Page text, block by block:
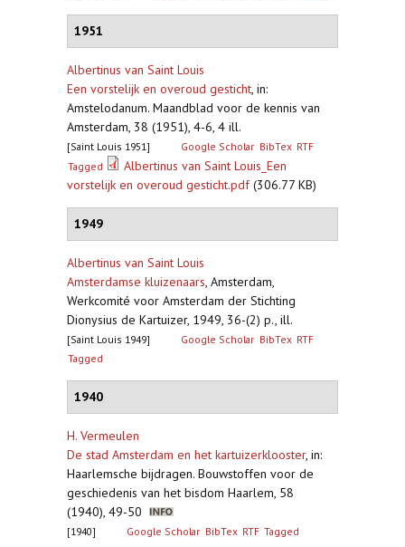
1951
Albertinus van Saint Louis
Een vorstelijk en overoud gesticht, in:
Amstelodanum. Maandblad voor de kennis van
Amsterdam, 38 (1951), 4-6, 4 ill.
[Saint Louis 1951] Google Scholar BibTex RTF
Tagged
Albertinus van Saint Louis_Een
vorstelijk en overoud gesticht.pdf(306.77 KB)
1949
Albertinus van Saint Louis
Amsterdamse kluizenaars, Amsterdam,
Werkcomité voor Amsterdam der Stichting
Dionysius de Kartuizer, 1949, 36-(2) p., ill.
[Saint Louis 1949] Google Scholar BibTex RTF
Tagged
1940
H. Vermeulen
De stad Amsterdam en het kartuizerklooster, in:
Haarlemsche bijdragen. Bouwstoffen voor de
geschiedenis van het bisdom Haarlem, 58
(1940), 49-50
[1940] Google Scholar BibTex RTF Tagged